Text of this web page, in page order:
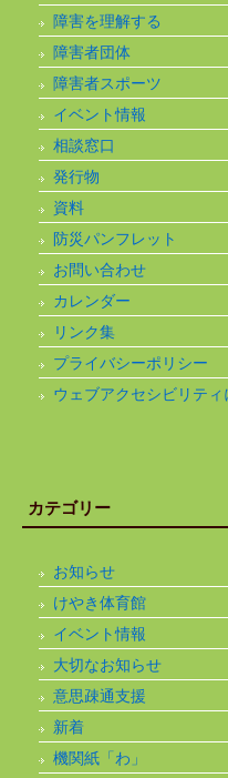
障害を理解する
障害者団体
障害者スポーツ
イベント情報
相談窓口
発行物
資料
防災パンフレット
お問い合わせ
カレンダー
リンク集
プライバシーポリシー
ウェブアクセシビリティ
カテゴリー
お知らせ
けやき体育館
イベント情報
大切なお知らせ
意思疎通支援
新着
機関紙「わ」